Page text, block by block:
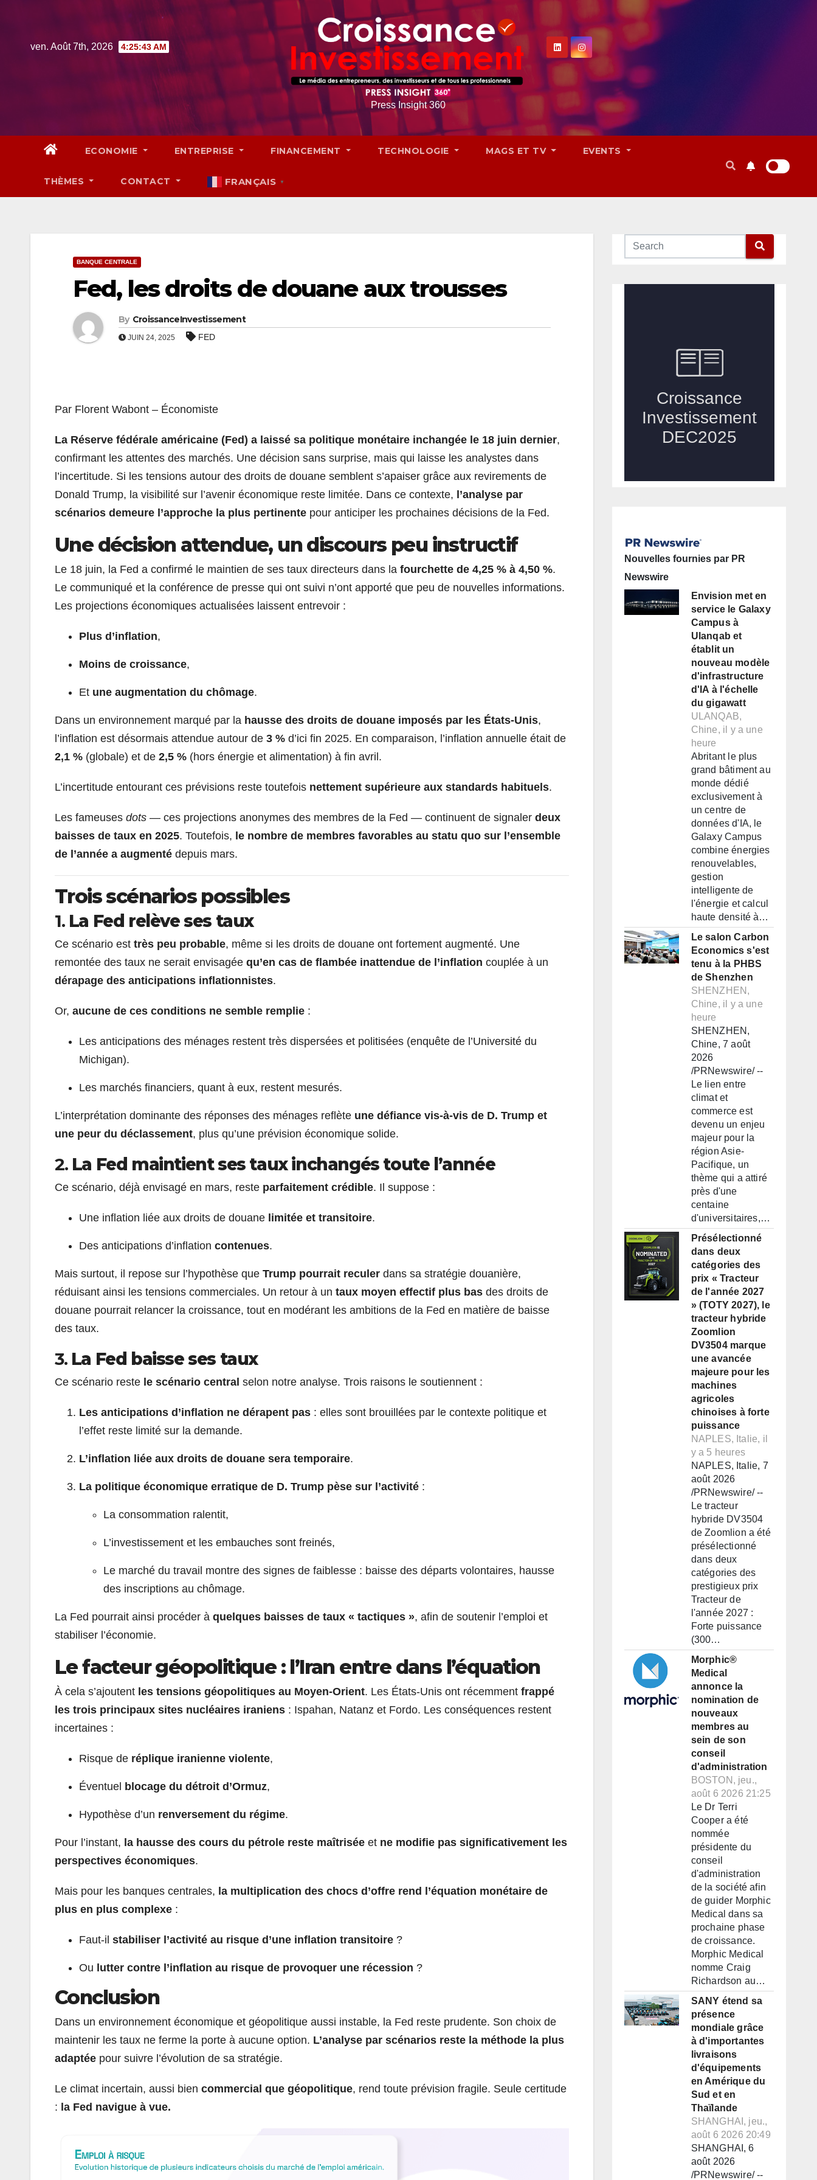
contentven. Août 7th, 2026 4:25:44 AM
Press Insight 360
ECONOMIE ENTREPRISE FINANCEMENT TECHNOLOGIE MAGS ET TV EVENTS
THÈMES CONTACT FRANÇAIS ▼
BANQUE CENTRALE
Fed, les droits de douane aux trousses
By CroissanceInvestissement
JUIN 24, 2025 FED
Par Florent Wabont – Économiste
La Réserve fédérale américaine (Fed) a laissé sa politique monétaire inchangée le 18 juin dernier,
confirmant les attentes des marchés. Une décision sans surprise, mais qui laisse les analystes dans
l’incertitude. Si les tensions autour des droits de douane semblent s’apaiser grâce aux revirements de
Donald Trump, la visibilité sur l’avenir économique reste limitée. Dans ce contexte, l’analyse par
scénarios demeure l’approche la plus pertinente pour anticiper les prochaines décisions de la Fed.
Une décision attendue, un discours peu instructif
Le 18 juin, la Fed a confirmé le maintien de ses taux directeurs dans la fourchette de 4,25 % à 4,50 %.
Le communiqué et la conférence de presse qui ont suivi n’ont apporté que peu de nouvelles informations.
Les projections économiques actualisées laissent entrevoir :
Plus d’inflation,
Moins de croissance,
Et une augmentation du chômage.
Dans un environnement marqué par la hausse des droits de douane imposés par les États-Unis,
l’inflation est désormais attendue autour de 3 % d’ici fin 2025. En comparaison, l’inflation annuelle était de
2,1 % (globale) et de 2,5 % (hors énergie et alimentation) à fin avril.
L’incertitude entourant ces prévisions reste toutefois nettement supérieure aux standards habituels.
Les fameuses dots — ces projections anonymes des membres de la Fed — continuent de signaler deux
baisses de taux en 2025. Toutefois, le nombre de membres favorables au statu quo sur l’ensemble
de l’année a augmenté depuis mars.
Trois scénarios possibles
1. La Fed relève ses taux
Ce scénario est très peu probable, même si les droits de douane ont fortement augmenté. Une
remontée des taux ne serait envisagée qu’en cas de flambée inattendue de l’inflation couplée à un
dérapage des anticipations inflationnistes.
Or, aucune de ces conditions ne semble remplie :
Les anticipations des ménages restent très dispersées et politisées (enquête de l’Université du
Michigan).
Les marchés financiers, quant à eux, restent mesurés.
L’interprétation dominante des réponses des ménages reflète une défiance vis-à-vis de D. Trump et
une peur du déclassement, plus qu’une prévision économique solide.
2. La Fed maintient ses taux inchangés toute l’année
Ce scénario, déjà envisagé en mars, reste parfaitement crédible. Il suppose :
Une inflation liée aux droits de douane limitée et transitoire.
Des anticipations d’inflation contenues.
Mais surtout, il repose sur l’hypothèse que Trump pourrait reculer dans sa stratégie douanière,
réduisant ainsi les tensions commerciales. Un retour à un taux moyen effectif plus bas des droits de
douane pourrait relancer la croissance, tout en modérant les ambitions de la Fed en matière de baisse
des taux.
3. La Fed baisse ses taux
Ce scénario reste le scénario central selon notre analyse. Trois raisons le soutiennent :
Les anticipations d’inflation ne dérapent pas : elles sont brouillées par le contexte politique et
l’effet reste limité sur la demande.
L’inflation liée aux droits de douane sera temporaire.
La politique économique erratique de D. Trump pèse sur l’activité :
La consommation ralentit,
L’investissement et les embauches sont freinés,
Le marché du travail montre des signes de faiblesse : baisse des départs volontaires, hausse
des inscriptions au chômage.
La Fed pourrait ainsi procéder à quelques baisses de taux « tactiques », afin de soutenir l’emploi et
stabiliser l’économie.
Le facteur géopolitique : l’Iran entre dans l’équation
À cela s’ajoutent les tensions géopolitiques au Moyen-Orient. Les États-Unis ont récemment frappé
les trois principaux sites nucléaires iraniens : Ispahan, Natanz et Fordo. Les conséquences restent
incertaines :
Risque de réplique iranienne violente,
Éventuel blocage du détroit d’Ormuz,
Hypothèse d’un renversement du régime.
Pour l’instant, la hausse des cours du pétrole reste maîtrisée et ne modifie pas significativement les
perspectives économiques.
Mais pour les banques centrales, la multiplication des chocs d’offre rend l’équation monétaire de
plus en plus complexe :
Faut-il stabiliser l’activité au risque d’une inflation transitoire ?
Ou lutter contre l’inflation au risque de provoquer une récession ?
Conclusion
Dans un environnement économique et géopolitique aussi instable, la Fed reste prudente. Son choix de
maintenir les taux ne ferme la porte à aucune option. L’analyse par scénarios reste la méthode la plus
adaptée pour suivre l’évolution de sa stratégie.
Le climat incertain, aussi bien commercial que géopolitique, rend toute prévision fragile. Seule certitude
: la Fed navigue à vue.
Nouvelles fournies par PR
Newswire
Envision met en
service le Galaxy
Campus à
Ulanqab et
établit un
nouveau modèle
d'infrastructure
d'IA à l'échelle
du gigawatt
ULANQAB,
Chine, il y a une
heure
Abritant le plus
grand bâtiment au
monde dédié
exclusivement à
un centre de
données d'IA, le
Galaxy Campus
combine énergies
renouvelables,
gestion
intelligente de
l'énergie et calcul
haute densité à…
Le salon Carbon
Economics s'est
tenu à la PHBS
de Shenzhen
SHENZHEN,
Chine, il y a une
heure
SHENZHEN,
Chine, 7 août
2026
/PRNewswire/ --
Le lien entre
climat et
commerce est
devenu un enjeu
majeur pour la
région Asie-
Pacifique, un
thème qui a attiré
près d'une
centaine
d'universitaires,…
Présélectionné
dans deux
catégories des
prix « Tracteur
de l'année 2027
» (TOTY 2027), le
tracteur hybride
Zoomlion
DV3504 marque
une avancée
majeure pour les
machines
agricoles
chinoises à forte
puissance
NAPLES, Italie, il
y a 5 heures
NAPLES, Italie, 7
août 2026
/PRNewswire/ --
Le tracteur
hybride DV3504
de Zoomlion a été
présélectionné
dans deux
catégories des
prestigieux prix
Tracteur de
l'année 2027 :
Forte puissance
(300…
Morphic®
Medical
annonce la
nomination de
nouveaux
membres au
sein de son
conseil
d'administration
BOSTON, jeu.,
août 6 2026 21:25
Le Dr Terri
Cooper a été
nommée
présidente du
conseil
d'administration
de la société afin
de guider Morphic
Medical dans sa
prochaine phase
de croissance.
Morphic Medical
nomme Craig
Richardson au…
SANY étend sa
présence
mondiale grâce
à d'importantes
livraisons
d'équipements
en Amérique du
Sud et en
Thaïlande
SHANGHAI, jeu.,
août 6 2026 20:49
SHANGHAI, 6
août 2026
/PRNewswire/ --